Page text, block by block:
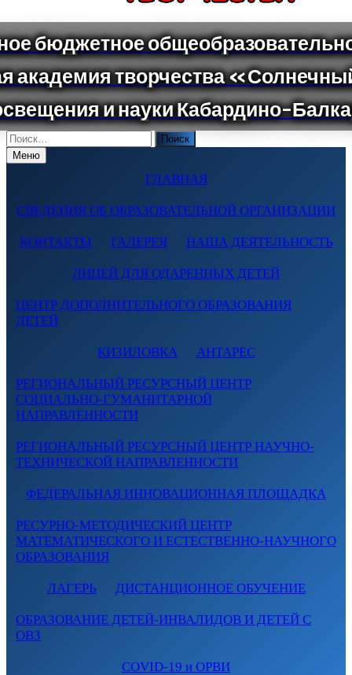
Поиск
по:Меню
ГЛАВНАЯ
СВЕДЕНИЯ ОБ ОБРАЗОВАТЕЛЬНОЙ ОРГАНИЗАЦИИ
КОНТАКТЫ ГАЛЕРЕЯ НАША ДЕЯТЕЛЬНОСТЬ
ЛИЦЕЙ ДЛЯ ОДАРЕННЫХ ДЕТЕЙ
ЦЕНТР ДОПОЛНИТЕЛЬНОГО ОБРАЗОВАНИЯ
ДЕТЕЙ
КИЗИЛОВКА АНТАРЕС
РЕГИОНАЛЬНЫЙ РЕСУРСНЫЙ ЦЕНТР
СОЦИАЛЬНО-ГУМАНИТАРНОЙ
НАПРАВЛЕННОСТИ
РЕГИОНАЛЬНЫЙ РЕСУРСНЫЙ ЦЕНТР НАУЧНО-
ТЕХНИЧЕСКОЙ НАПРАВЛЕННОСТИ
ФЕДЕРАЛЬНАЯ ИННОВАЦИОННАЯ ПЛОЩАДКА
РЕСУРНО-МЕТОДИЧЕСКИЙ ЦЕНТР
МАТЕМАТИЧЕСКОГО И ЕСТЕСТВЕННО-НАУЧНОГО
ОБРАЗОВАНИЯ
ЛАГЕРЬ ДИСТАНЦИОННОЕ ОБУЧЕНИЕ
ОБРАЗОВАНИЕ ДЕТЕЙ-ИНВАЛИДОВ И ДЕТЕЙ С
ОВЗ
COVID-19 и ОРВИ